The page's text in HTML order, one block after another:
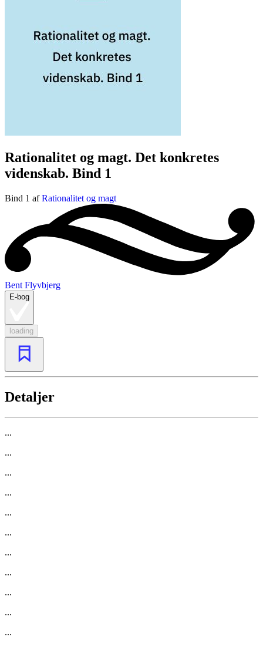
Rationalitet og magt. Det konkretes
videnskab. Bind 1
Bind 1 afRationalitet og magt
Bent Flyvbjerg
E-bog
loading
Detaljer
...
...
...
...
...
...
...
...
...
...
...